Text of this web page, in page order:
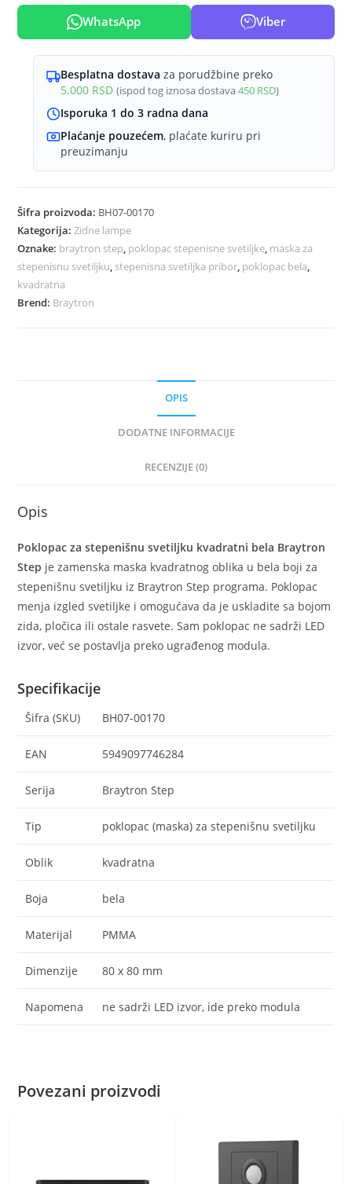
kvadratni
centralnom
WhatsApp Viber
Besplatna dostava za porudžbine preko
5.000 RSD (ispod tog iznosa dostava450 RSD)
Isporuka 1 do 3 radna dana
Plaćanje pouzećem, plaćate kuriru pri
preuzimanju
Šifra proizvoda: BH07-00170
Kategorija:Zidne lampe
Oznake: braytron step poklopac stepenisne svetiljke maska za
stepenisnu svetiljku stepenisna svetiljka pribor poklopac bela
kvadratna
Brend: Braytron
OPIS
DODATNE INFORMACIJE
RECENZIJE (0)
Opis
Poklopac za stepenišnu svetiljku kvadratni bela Braytron
Step je zamenska maska kvadratnog oblika u bela boji za
stepenišnu svetiljku iz Braytron Step programa. Poklopac
menja izgled svetiljke i omogućava da je uskladite sa bojom
zida, pločica ili ostale rasvete. Sam poklopac ne sadrži LED
izvor, već se postavlja preko ugrađenog modula.
Specifikacije
Šifra (SKU) BH07-00170
EAN 5949097746284
Serija Braytron Step
Tip poklopac (maska) za stepenišnu svetiljku
Oblik kvadratna
Boja bela
Materijal PMMA
Dimenzije 80 x 80 mm
Napomena ne sadrži LED izvor, ide preko modula
Povezani proizvodi